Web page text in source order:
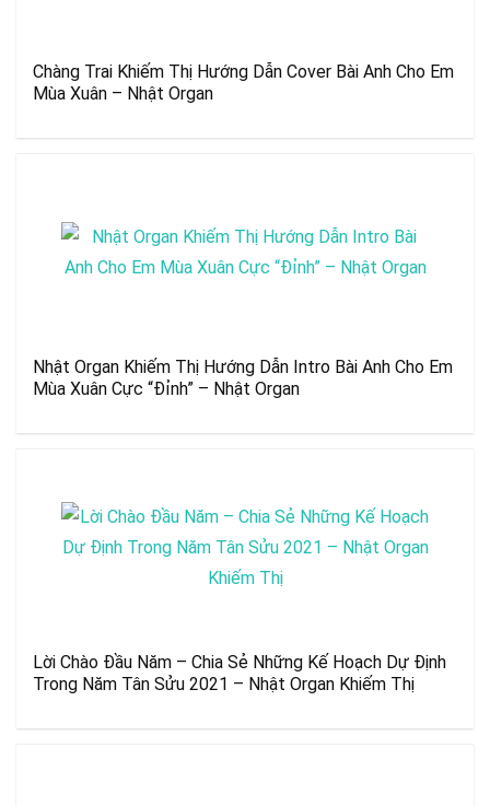
Chàng Trai Khiếm Thị Hướng Dẫn Cover Bài Anh Cho Em
Mùa Xuân – Nhật Organ
Nhật Organ Khiếm Thị Hướng Dẫn Intro Bài Anh Cho Em
Mùa Xuân Cực “Đỉnh” – Nhật Organ
Lời Chào Đầu Năm – Chia Sẻ Những Kế Hoạch Dự Định
Trong Năm Tân Sửu 2021 – Nhật Organ Khiếm Thị